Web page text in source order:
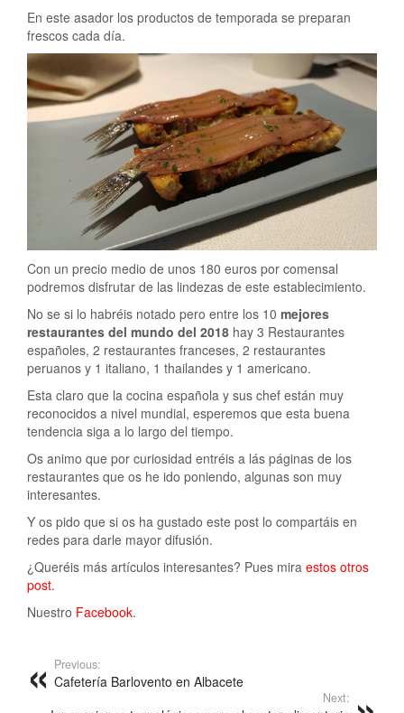
En este asador los productos de temporada se preparan
frescos cada día.
Con un precio medio de unos 180 euros por comensal
podremos disfrutar de las lindezas de este establecimiento.
No se si lo habréis notado pero entre los 10 mejores
restaurantes del mundo del 2018 hay 3 Restaurantes
españoles, 2 restaurantes franceses, 2 restaurantes
peruanos y 1 italiano, 1 thailandes y 1 americano.
Esta claro que la cocina española y sus chef están muy
reconocidos a nivel mundial, esperemos que esta buena
tendencia siga a lo largo del tiempo.
Os animo que por curiosidad entréis a lás páginas de los
restaurantes que os he ido poniendo, algunas son muy
interesantes.
Y os pido que si os ha gustado este post lo compartáis en
redes para darle mayor difusión.
¿Queréis más artículos interesantes? Pues mira estos otros
post.
Nuestro Facebook.
Previous:
Cafetería Barlovento en Albacete
Next: